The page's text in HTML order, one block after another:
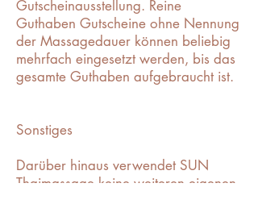
Gutscheinausstellung. Reine
Guthaben Gutscheine ohne Nennung
der Massagedauer können beliebig
mehrfach eingesetzt werden, bis das
gesamte Guthaben aufgebraucht ist.
Sonstiges
Darüber hinaus verwendet SUN
Thaimassage keine weiteren eigenen